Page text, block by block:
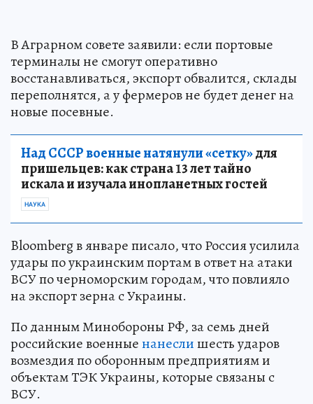
В Аграрном совете заявили: если портовые
терминалы не смогут оперативно
восстанавливаться, экспорт обвалится, склады
переполнятся, а у фермеров не будет денег на
новые посевные.
Над СССР военные натянули «сетку»для
пришельцев: как страна 13 лет тайно
искала и изучала инопланетных гостей
НАУКА
Bloomberg в январе писало, что Россия усилила
удары по украинским портам в ответ на атаки
ВСУ по черноморским городам, что повлияло
на экспорт зерна с Украины.
По данным Минобороны РФ, за семь дней
российские военныенанеслишесть ударов
возмездия по оборонным предприятиям и
объектам ТЭК Украины, которые связаны с
ВСУ.